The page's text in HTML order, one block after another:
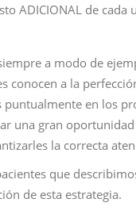
ADICIONAL de
a modo de
conocen a la
en los
una gran
la correcta
que
de esta estrategia.